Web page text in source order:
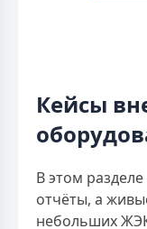
Кейсы
В этом
отчёты, а
небольших